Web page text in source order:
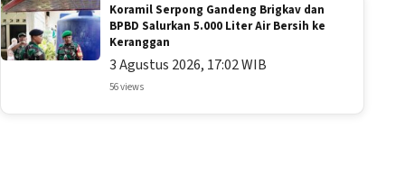
Koramil Serpong Gandeng Brigkav dan
BPBD Salurkan 5.000 Liter Air Bersih ke
Keranggan
3 Agustus 2026, 17:02 WIB
56 views